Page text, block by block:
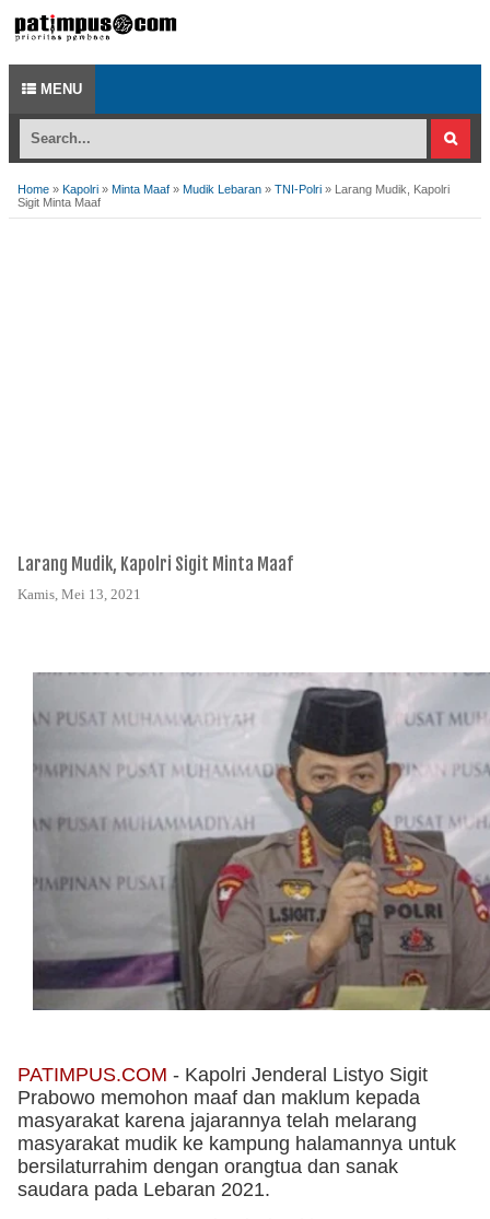
MENU
Home » Kapolri » Minta Maaf » Mudik Lebaran » TNI-Polri » Larang Mudik, Kapolri
Sigit Minta Maaf
Larang Mudik, Kapolri Sigit Minta Maaf
Kamis, Mei 13, 2021
PATIMPUS.COM - Kapolri Jenderal Listyo Sigit
Prabowo memohon maaf dan maklum kepada
masyarakat karena jajarannya telah melarang
masyarakat mudik ke kampung halamannya untuk
bersilaturrahim dengan orangtua dan sanak
saudara pada Lebaran 2021.